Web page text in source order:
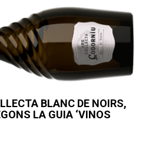
BLANC DE NOIRS,
LA GUIA ‘VINOS